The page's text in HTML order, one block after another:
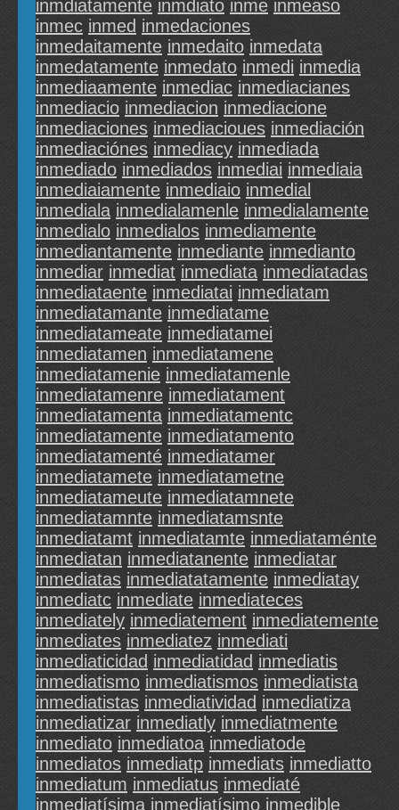
inmdiatamente inmdiato inme inmeaso
inmec inmed inmedaciones
inmedaitamente inmedaito inmedata
inmedatamente inmedato inmedi inmedia
inmediaamente inmediac inmediacianes
inmediacio inmediacion inmediacione
inmediaciones inmediacioues inmediación
inmediaciónes inmediacy inmediada
inmediado inmediados inmediai inmediaia
inmediaiamente inmediaio inmedial
inmediala inmedialamenle inmedialamente
inmedialo inmedialos inmediamente
inmediantamente inmediante inmedianto
inmediar inmediat inmediata inmediatadas
inmediataente inmediatai inmediatam
inmediatamante inmediatame
inmediatameate inmediatamei
inmediatamen inmediatamene
inmediatamenie inmediatamenle
inmediatamenre inmediatament
inmediatamenta inmediatamentc
inmediatamente inmediatamento
inmediatamenté inmediatamer
inmediatamete inmediatametne
inmediatameute inmediatamnete
inmediatamnte inmediatamsnte
inmediatamt inmediatamte inmediataménte
inmediatan inmediatanente inmediatar
inmediatas inmediatatamente inmediatay
inmediatc inmediate inmediateces
inmediately inmediatement inmediatemente
inmediates inmediatez inmediati
inmediaticidad inmediatidad inmediatis
inmediatismo inmediatismos inmediatista
inmediatistas inmediatividad inmediatiza
inmediatizar inmediatly inmediatmente
inmediato inmediatoa inmediatode
inmediatos inmediatp inmediats inmediatto
inmediatum inmediatus inmediaté
inmediatísima inmediatísimo inmedible